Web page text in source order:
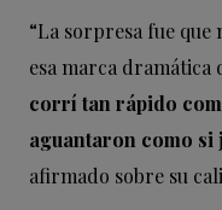
“La sorpresa fue
esa marca
corrí tan rápido
aguantaron como si
afirmado sobre su